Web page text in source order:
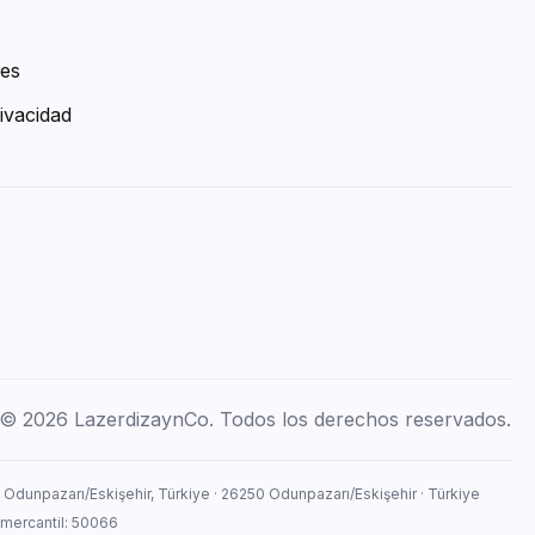
© 2026 LazerdizaynCo. Todos los derechos reservados.
Eskişehir, Türkiye · 26250 Odunpazarı/Eskişehir · Türkiye
50066